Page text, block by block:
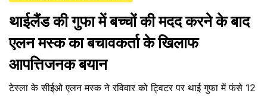
थाईलैंड की गुफा में बच्चों की मदद करने के बाद
एलन मस्क का बचावकर्ता के खिलाफ
आपत्तिजनक बयान
टेस्ला के सीईओ एलन मस्क ने रविवार को ट्विटर पर थाई गुफा में फंसे 12